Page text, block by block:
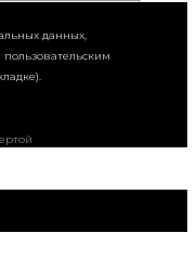
данных,